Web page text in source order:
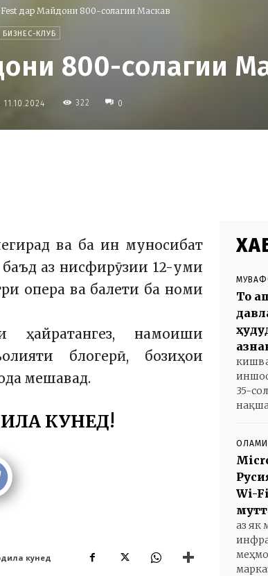
Fest дар Майдони 800-солагии Маскав
БИЗНЕС-КЛУБ
800-солагии
11.10.2024 322 0
ва ба ин муносибат
баъд аз нисфирӯзии 12-уми
опера ва балети ба номи
ҳайратангез, намоиши
блогерӣ, бозиҳои
мешавад.
КУНЕД!
кунед
То
35-
Wi-
аз як